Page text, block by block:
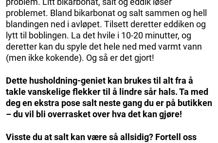
problemet. Bland bikarbonat og salt sammen og hell
blandingen ned i avløpet. Tilsett deretter eddiken og
lytt til boblingen. La det hvile i 10-20 minutter, og
deretter kan du spyle det hele ned med varmt vann
(men ikke kokende). Og så er det gjort!
Dette husholdning-geniet kan brukes til alt fra å
takle vanskelige flekker til å lindre sår hals. Ta med
deg en ekstra pose salt neste gang du er på butikken
– du vil bli overrasket over hva det kan gjøre!
Visste du at salt kan være så allsidig? Fortell oss